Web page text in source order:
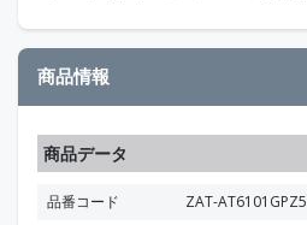
商品情報
商品データ
品番コード
ZAT-AT6101GPZ5